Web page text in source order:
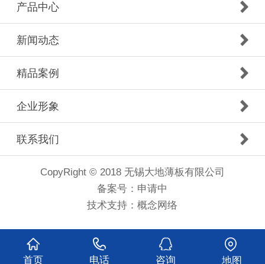
产品中心
新闻动态
精品案例
企业形象
联系我们
CopyRight © 2018 无锡大地薄板有限公司
备案号： 申请中
技术支持：概念网络
首页 电话 咨询 地图